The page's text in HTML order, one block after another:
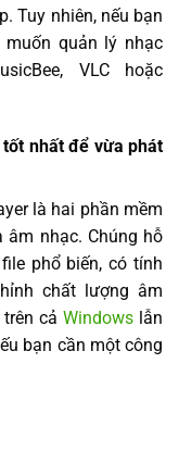
Tuy nhiên, nếu bạn
quản lý nhạc
VLC hoặc
nhất để vừa phát
là hai phần mềm
âm nhạc. Chúng hỗ
phổ biến, có tính
chất lượng âm
cả Windowslẫn
bạn cần một công